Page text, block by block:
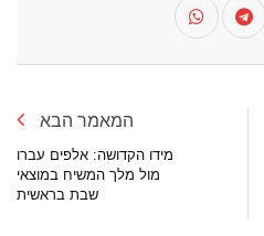
המאמר הבא
מידו הקדושה: אלפים עברו
מול מלך המשיח במוצאי
שבת בראשית